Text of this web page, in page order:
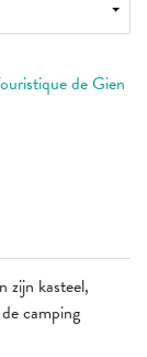
zijn kasteel,
camping
de Gien